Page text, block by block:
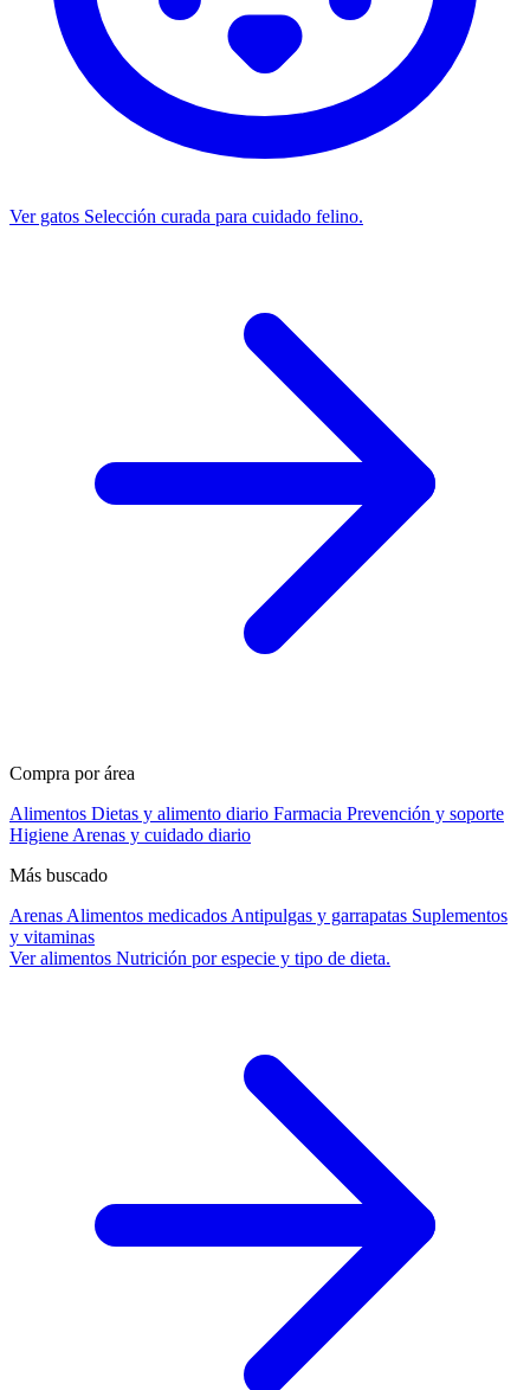
Ver gatos Selección curada para cuidado felino.
Compra por área
Alimentos Dietas y alimento diario Farmacia Prevención y soporte
Higiene Arenas y cuidado diario
Más buscado
Arenas Alimentos medicados Antipulgas y garrapatas Suplementos
y vitaminas
Ver alimentos Nutrición por especie y tipo de dieta.